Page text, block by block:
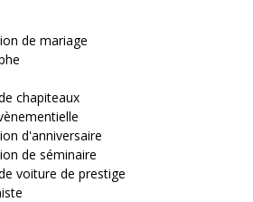
de mariage
chapiteaux
d'anniversaire
de séminaire
voiture de prestige